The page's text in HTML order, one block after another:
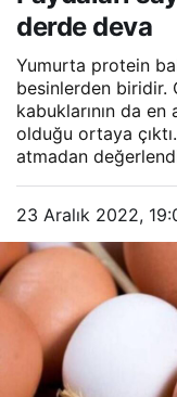
derde deva
Yumurta protein
besinlerden biridir.
kabuklarının da en
olduğu ortaya
atmadan
23 Aralık 2022,